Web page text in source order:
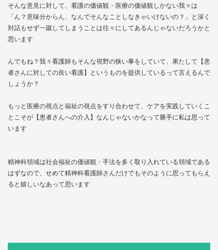
そんな意見に対して、看護の価値観・医療の価値観しかない我々は
「ん？意味分からん、なんでそんなことしなきゃいけないの？」と深く
対話もせず一蹴してしまうことは往々にしてあるんじゃないだろうかと
思います
んでもね？我々看護師もそんな視野の狭い事をしていて、果たして【患
者さんに対しての良い看護】というものを提供しているって言えるんで
しょうか？
もっと医療の視点と福祉の視点をすり合わせて、ケアを実践していくこ
とこそが【患者さんへの介入】なんじゃないかなって勝手に私は思って
います
精神科領域は社会福祉の価値観・手法を多く取り入れている領域である
はずなので、せめて精神科看護師さんだけでもそのように思ってもらえ
ると嬉しいなあって思います